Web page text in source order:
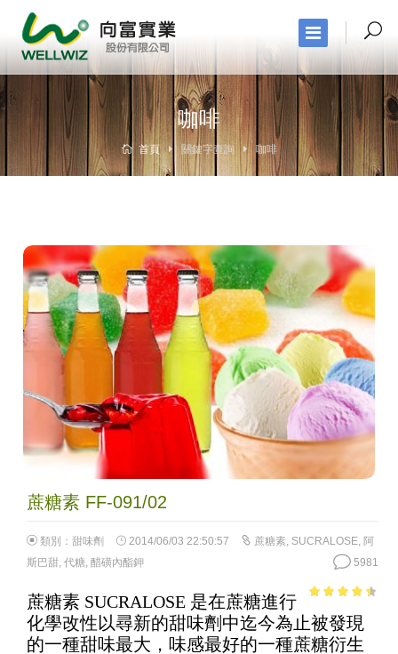
咖啡
首頁 關鍵字查詢 咖啡
蔗糖素 FF-091/02
類別： 甜味劑 2014/06/03 22:50:57 蔗糖素, SUCRALOSE, 阿
斯巴甜, 代糖, 醋磺內酯鉀 5981
5
蔗糖素 SUCRALOSE 是在蔗糖進行
化學改性以尋新的甜味劑中迄今為止被發現
的一種甜味最大，味感最好的一種蔗糖衍生